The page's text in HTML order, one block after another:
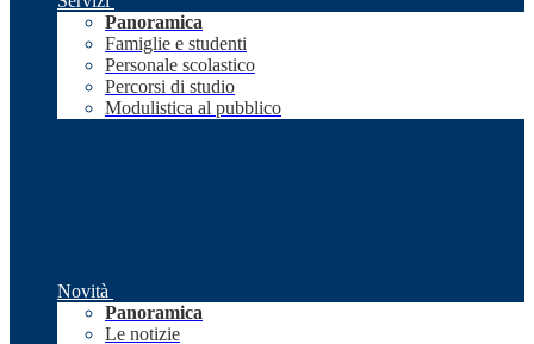
Panoramica
Famiglie e studenti
Personale scolastico
Percorsi di studio
Modulistica al pubblico
Novità
Panoramica
Le notizie